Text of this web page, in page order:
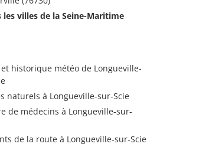
les villes de la Seine-Maritime
historique météo de Longueville-
naturels à Longueville-sur-Scie
de médecins à Longueville-sur-
de la route à Longueville-sur-Scie